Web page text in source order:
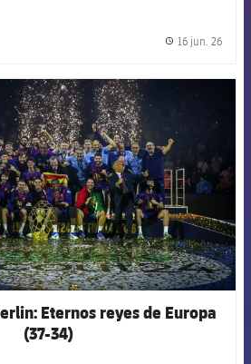
16 jun. 26
FCB Barcelona badge
Eternos reyes de Europa
(37-34)